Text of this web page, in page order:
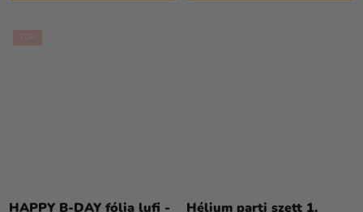
HAPPY B-DAY fólia lufi -
Hélium parti szett 1.